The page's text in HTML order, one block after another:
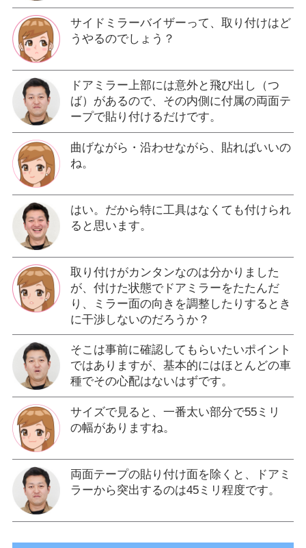
サイドミラーバイザーって、取り付けはど
うやるのでしょう？
ドアミラー上部には意外と飛び出し（つ
ば）があるので、その内側に付属の両面テ
ープで貼り付けるだけです。
曲げながら・沿わせながら、貼ればいいの
ね。
はい。だから特に工具はなくても付けられ
ると思います。
取り付けがカンタンなのは分かりました
が、付けた状態でドアミラーをたたんだ
り、ミラー面の向きを調整したりするとき
に干渉しないのだろうか？
そこは事前に確認してもらいたいポイント
ではありますが、基本的にはほとんどの車
種でその心配はないはずです。
サイズで見ると、一番太い部分で55ミリ
の幅がありますね。
両面テープの貼り付け面を除くと、ドアミ
ラーから突出するのは45ミリ程度です。